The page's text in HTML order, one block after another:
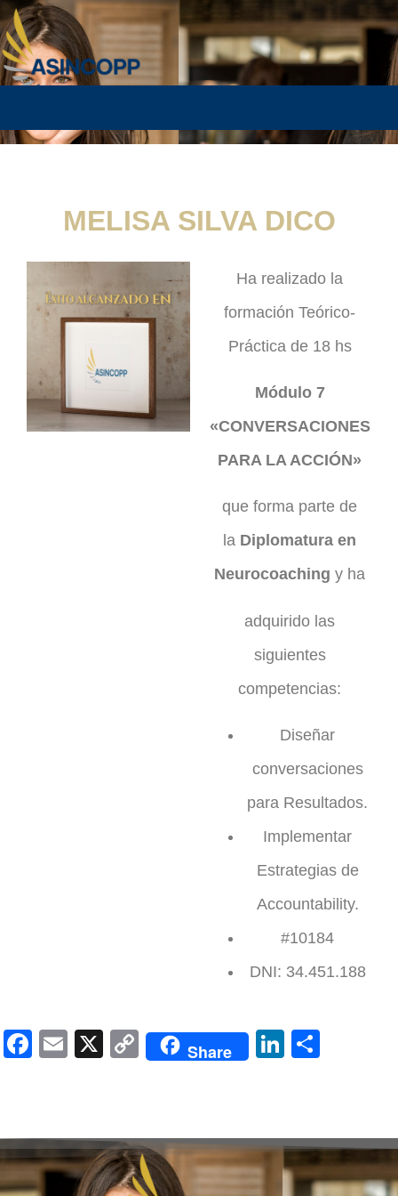
MELISA SILVA DICO
Ha realizado la
formación Teórico-
Práctica de 18 hs
Módulo 7
«CONVERSACIONES
PARA LA ACCIÓN»
que forma parte de
la Diplomatura en
Neurocoaching y ha
adquirido las
siguientes
competencias:
Diseñar
conversaciones
para Resultados.
Implementar
Estrategias de
Accountability.
#10184
DNI: 34.451.188
Facebook
Email
X
Copy
Link
Share LinkedIn